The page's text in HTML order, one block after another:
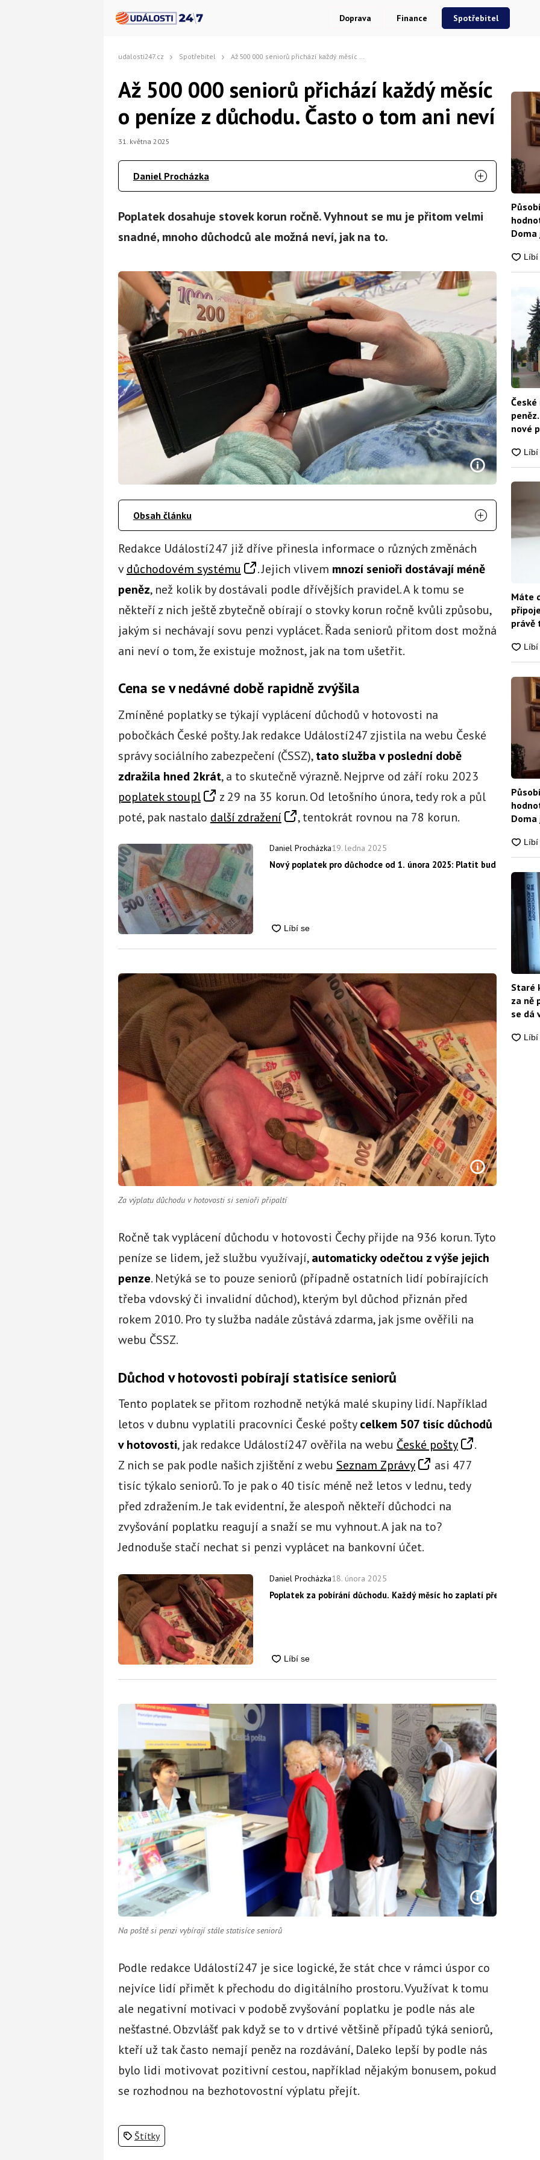
Doprava Finance Spotřebitel
udalosti247.cz Spotřebitel Až 500 000 seniorů přichází každý měsíc o peníze z důchodu. Často o tom ani neví
Až 500 000 seniorů přichází každý měsíc
o peníze z důchodu. Často o tom ani neví
31. května 2025
Daniel Procházka
Poplatek dosahuje stovek korun ročně. Vyhnout se mu je přitom velmi
snadné, mnoho důchodců ale možná neví, jak na to.
Obsah článku
Redakce Událostí247 již dříve přinesla informace o různých změnách
vdůchodovém systému . Jejich vlivem mnozí senioři dostávají méně
peněz, než kolik by dostávali podle dřívějších pravidel. A k tomu se
někteří z nich ještě zbytečně obírají o stovky korun ročně kvůli způsobu,
jakým si nechávají sovu penzi vyplácet. Řada seniorů přitom dost možná
ani neví o tom, že existuje možnost, jak na tom ušetřit.
Cena se v nedávné době rapidně zvýšila
Zmíněné poplatky se týkají vyplácení důchodů v hotovosti na
pobočkách České pošty. Jak redakce Událostí247 zjistila na webu České
správy sociálního zabezpečení (ČSSZ),tato služba v poslední době
zdražila hned 2krát, a to skutečně výrazně. Nejprve od září roku 2023
poplatek stoupl
z 29 na 35 korun. Od letošního února, tedy rok a půl
poté, pak nastalo další zdražení , tentokrát rovnou na 78 korun.
Daniel Procházka19. ledna 2025
Nový poplatek pro důchodce od 1. února 2025: Platit budou o 120
Za výplatu důchodu v hotovosti si senioři připaltí
Ročně tak vyplácení důchodu v hotovosti Čechy přijde na 936 korun. Tyto
peníze se lidem, jež službu využívají,automaticky odečtou z výše jejich
penze. Netýká se to pouze seniorů (případně ostatních lidí pobírajících
třeba vdovský či invalidní důchod), kterým byl důchod přiznán před
rokem 2010. Pro ty služba nadále zůstává zdarma, jak jsme ověřili na
webu ČSSZ.
Důchod v hotovosti pobírají statisíce seniorů
Tento poplatek se přitom rozhodně netýká malé skupiny lidí. Například
letos v dubnu vyplatili pracovníci České poštycelkem 507 tisíc důchodů
v hotovosti, jak redakce Událostí247 ověřila na webu České pošty
.
Z nich se pak podle našich zjištění z webu Seznam Zprávy
asi 477
tisíc týkalo seniorů. To je pak o 40 tisíc méně než letos v lednu, tedy
před zdražením. Je tak evidentní, že alespoň někteří důchodci na
zvyšování poplatku reagují a snaží se mu vyhnout. A jak na to?
Jednoduše stačí nechat si penzi vyplácet na bankovní účet.
Daniel Procházka18. února 2025
Poplatek za pobírání důchodu. Každý měsíc ho zaplatí přes 500 000
Na poště si penzi vybírají stále statisíce seniorů
Podle redakce Událostí247 je sice logické, že stát chce v rámci úspor co
nejvíce lidí přimět k přechodu do digitálního prostoru. Využívat k tomu
ale negativní motivaci v podobě zvyšování poplatku je podle nás ale
nešťastné. Obzvlášť pak když se to v drtivé většině případů týká seniorů,
kteří už tak často nemají peněz na rozdávání, Daleko lepší by podle nás
bylo lidi motivovat pozitivní cestou, například nějakým bonusem, pokud
se rozhodnou na bezhotovostní výplatu přejít.
Štítky
nové
Máte
právě
Staré
za ně
se dá